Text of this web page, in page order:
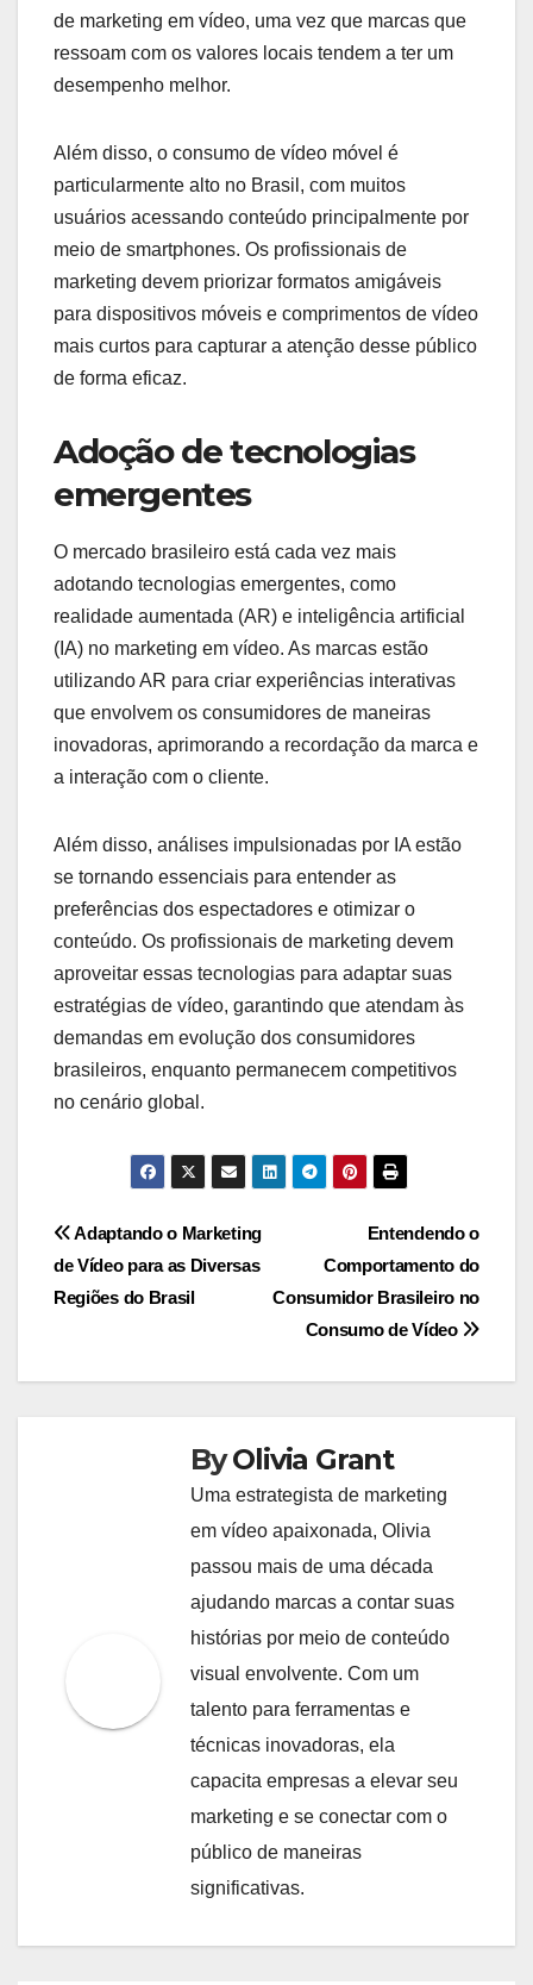
de marketing em vídeo, uma vez que marcas que
ressoam com os valores locais tendem a ter um
desempenho melhor.
Além disso, o consumo de vídeo móvel é
particularmente alto no Brasil, com muitos
usuários acessando conteúdo principalmente por
meio de smartphones. Os profissionais de
marketing devem priorizar formatos amigáveis
para dispositivos móveis e comprimentos de vídeo
mais curtos para capturar a atenção desse público
de forma eficaz.
Adoção de tecnologias
emergentes
O mercado brasileiro está cada vez mais
adotando tecnologias emergentes, como
realidade aumentada (AR) e inteligência artificial
(IA) no marketing em vídeo. As marcas estão
utilizando AR para criar experiências interativas
que envolvem os consumidores de maneiras
inovadoras, aprimorando a recordação da marca e
a interação com o cliente.
Além disso, análises impulsionadas por IA estão
se tornando essenciais para entender as
preferências dos espectadores e otimizar o
conteúdo. Os profissionais de marketing devem
aproveitar essas tecnologias para adaptar suas
estratégias de vídeo, garantindo que atendam às
demandas em evolução dos consumidores
brasileiros, enquanto permanecem competitivos
no cenário global.
Post
navigation
Entendendo o
Comportamento do
Consumidor Brasileiro no
Consumo de Vídeo
Adaptando o Marketing
de Vídeo para as Diversas
Regiões do Brasil
ByOlivia Grant
Uma estrategista de marketing
em vídeo apaixonada, Olivia
passou mais de uma década
ajudando marcas a contar suas
histórias por meio de conteúdo
visual envolvente. Com um
talento para ferramentas e
técnicas inovadoras, ela
capacita empresas a elevar seu
marketing e se conectar com o
público de maneiras
significativas.